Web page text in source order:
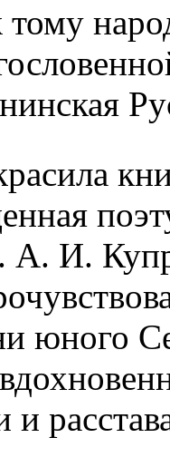
тому
А. И.
юного
и